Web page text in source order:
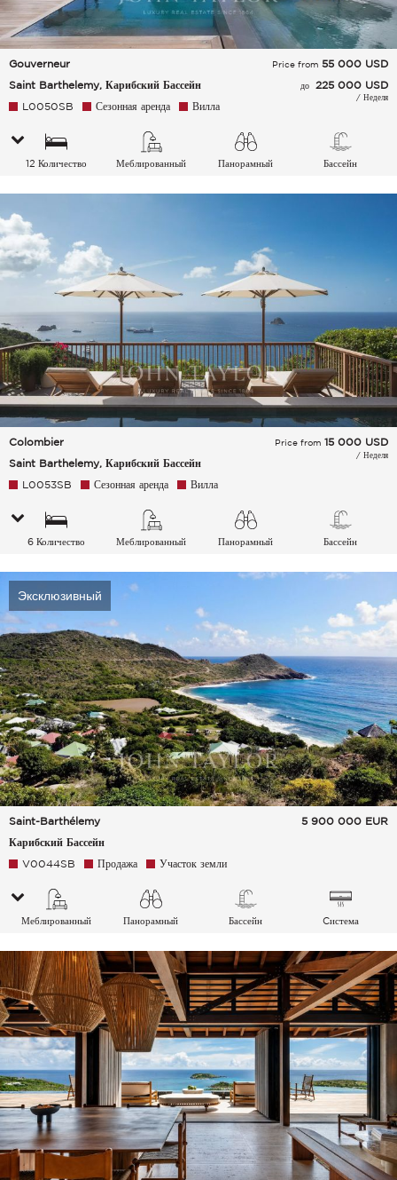
Gouverneur
Saint Barthelemy, Карибский Бассейн
Price from 55 000 USD
до 225 000 USD
/ Неделя
L0050SB Сезонная аренда Вилла
12 Количество
Меблированный Панорамный Бассейн
Colombier
Saint Barthelemy, Карибский Бассейн
Price from 15 000 USD
/ Неделя
L0053SB Сезонная аренда Вилла
6 Количество
Меблированный Панорамный Бассейн
Эксклюзивный
Saint-Barthélemy
Карибский Бассейн
5 900 000 EUR
V0044SB Продажа Участок земли
Меблированный Панорамный Бассейн
Cистема
воздуха